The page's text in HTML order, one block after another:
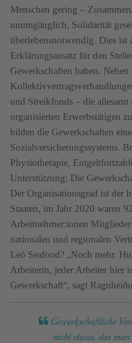
Menschen gering –
unumgänglich, Solidarität
überlebensnotwendig. Dies ist
Erklärungsansatz für den
Gewerkschaften haben. Neben
und Streikfonds – die allesamt
organisierten Erwerbstätigen
bilden die Gewerkschaften
Sozialversicherungssystems.
Physiotherapie,
Unterstützung: Die
Der Organisationsgrad ist der
Staaten, im Jahr 2020 waren
Arbeitnehmer:innen
nationalen und regionalen
Leó Seafood? „Noch mehr.
Arbeiterin, jeder Arbeiter hier
Gewerkschaft“, sagt
Gewerkschaftliche
nicht etwas, das